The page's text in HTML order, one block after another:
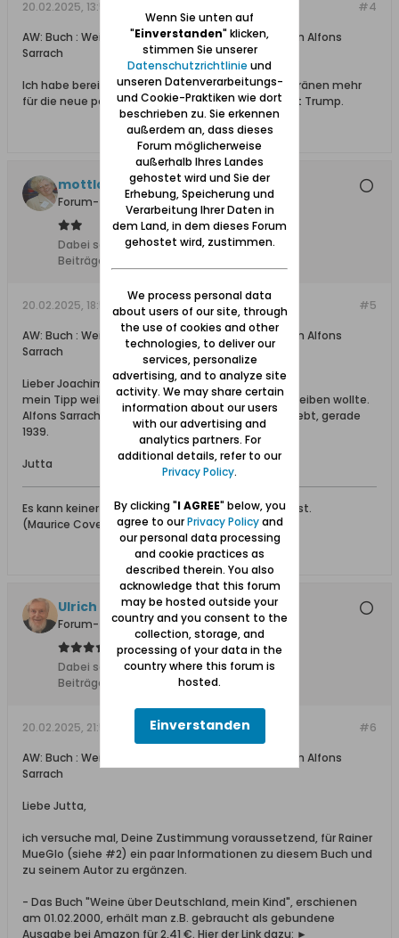
#4
20.02.2025, 13:51
AW: Buch : Weine ueber Deutschland mein Kind von Alfons
Sarrach
Ich habe bereits genug geweint, und habe keine Tränen mehr
für die neue politische Entwicklung durch Präsident Trump.
mottlau1
Forum-Teilnehmer
Dabei seit:
11.02.2008
Beiträge:
#5
20.02.2025, 18:54
AW: Buch : Weine ueber Deutschland mein Kind von Alfons
Sarrach
Lieber Joachim,
mein Tipp weil ich beim Thema "Danzig" frueher bleiben wollte.
Alfons Sarrach ist ein Danziger der die Nazis miterlebt, gerade
1939.
Jutta
Es kann keiner gerecht sein, der nicht menschlich ist.
(Maurice Cove de Murville) Französischer Politiker
Ulrich 31
Forum-Teilnehmer
Dabei seit:
04.11.2011
Beiträge:
#6
20.02.2025, 21:57
AW: Buch : Weine ueber Deutschland mein Kind von Alfons
Sarrach
Liebe Jutta,
ich versuche mal, Deine Zustimmung voraussetzend, für Rainer
MueGlo (siehe #2) ein paar Informationen zu diesem Buch und
zu seinem Autor zu ergänzen.
- Das Buch "Weine über Deutschland, mein Kind", erschienen
am 01.02.2000, erhält man z.B. gebraucht als gebundene
Ausgabe bei Amazon für 2,41 €. Hier der Link dazu: ►
Wenn Sie unten auf
"Einverstanden" klicken,
stimmen Sie unserer
Datenschutzrichtlinie und
unseren Datenverarbeitungs-
und Cookie-Praktiken wie dort
beschrieben zu. Sie erkennen
außerdem an, dass dieses
Forum möglicherweise
außerhalb Ihres Landes
gehostet wird und Sie der
Erhebung, Speicherung und
Verarbeitung Ihrer Daten in
dem Land, in dem dieses Forum
gehostet wird, zustimmen.
We process personal data
about users of our site, through
the use of cookies and other
technologies, to deliver our
services, personalize
advertising, and to analyze site
activity. We may share certain
information about our users
with our advertising and
analytics partners. For
additional details, refer to our
Privacy Policy.
By clicking "I AGREE" below, you
agree to ourPrivacy Policyand
our personal data processing
and cookie practices as
described therein. You also
acknowledge that this forum
may be hosted outside your
country and you consent to the
collection, storage, and
processing of your data in the
country where this forum is
hosted.
Einverstanden